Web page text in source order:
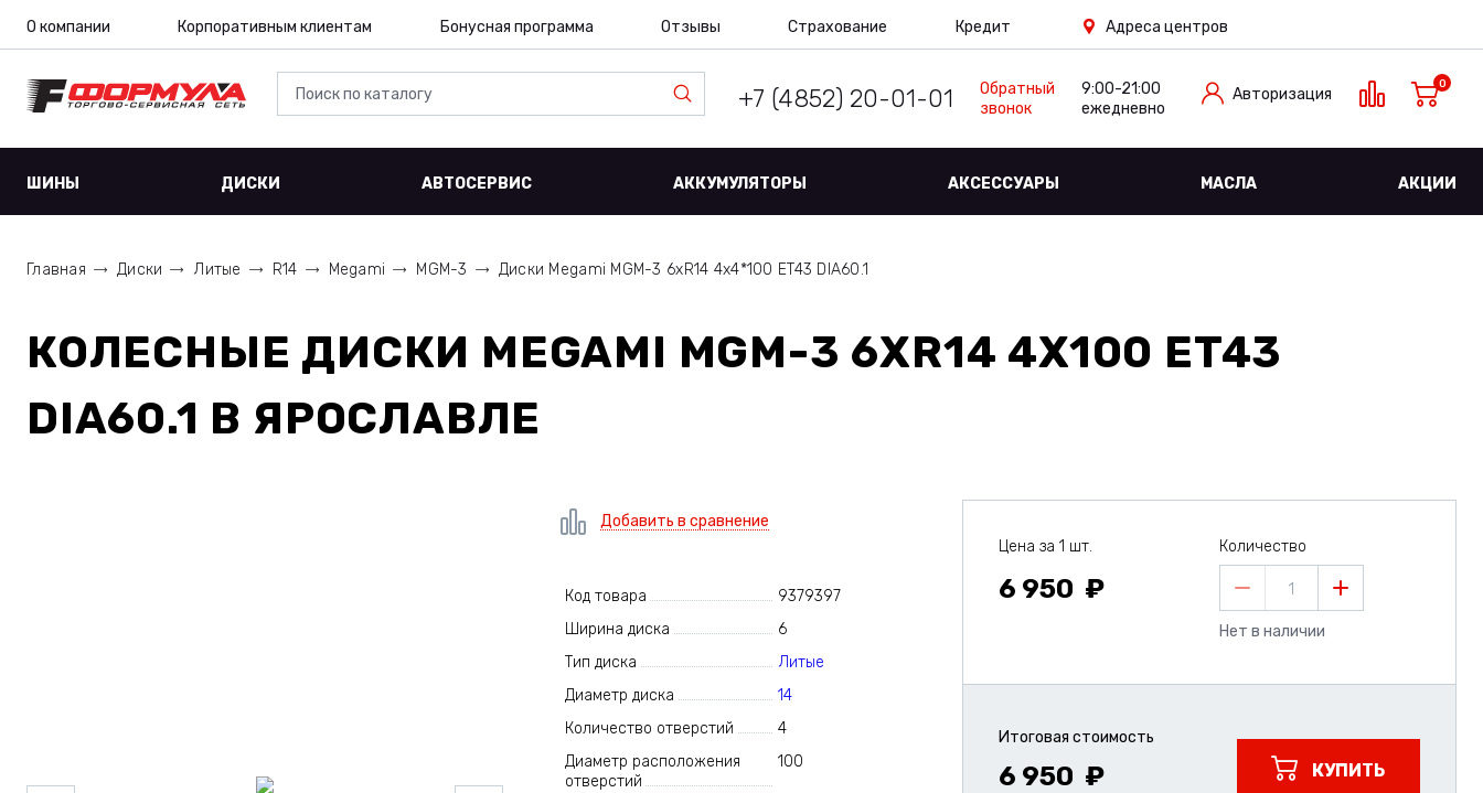
О компании Корпоративным клиентам Бонусная программа Отзывы Страхование Кредит Адреса центров
+7 (4852) 20-01-01
Обратный
звонок
9:00-21:00
ежедневно
Авторизация
0
ШИНЫ ДИСКИ АВТОСЕРВИС АККУМУЛЯТОРЫ АКСЕССУАРЫ МАСЛА АКЦИИ
Главная Диски Литые R14 Megami MGM-3 Диски Megami MGM-3 6xR14 4x4*100 ET43 DIA60.1
КОЛЕСНЫЕ ДИСКИ MEGAMI MGM-3 6XR14 4X100 ET43
DIA60.1 В ЯРОСЛАВЛЕ
Добавить в сравнение
Код товара
9379397
Ширина диска
6
Тип диска
Литые
Диаметр диска
14
Количество отверстий
4
Диаметр расположения
отверстий
100
Цена за 1 шт.
6 950
Количество
1
Нет в наличии
Итоговая стоимость
6 950 КУПИТЬ